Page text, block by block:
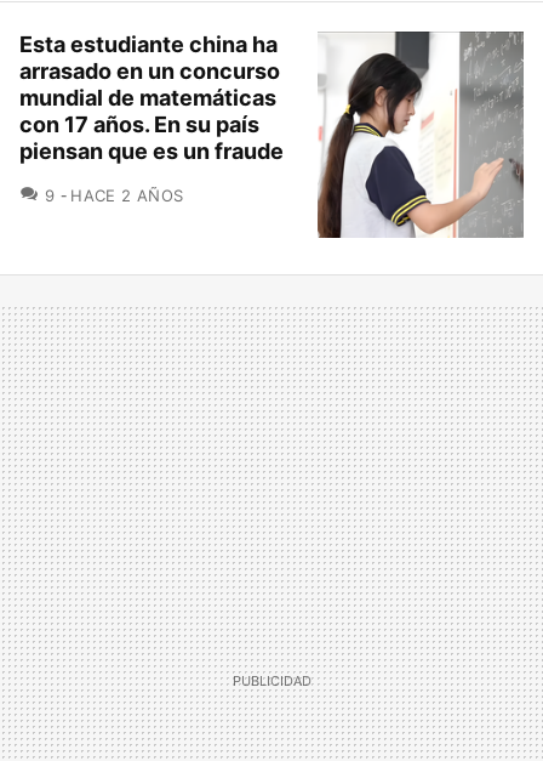
Esta estudiante china ha
arrasado en un concurso
mundial de matemáticas
con 17 años. En su país
piensan que es un fraude
9 COMENTARIOS
HACE 2 AÑOS